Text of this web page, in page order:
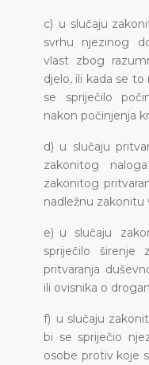
c) u slučaju
svrhu njezinog
vlast zbog
djelo, ili kada se
se spriječilo
nakon počinjenja
d) u slučaju
zakonitog
zakonitog
nadležnu zakonitu
e) u slučaju
spriječilo širenje
pritvaranja
ili ovisnika o
f) u slučaju
bi se spriječio
osobe protiv koje